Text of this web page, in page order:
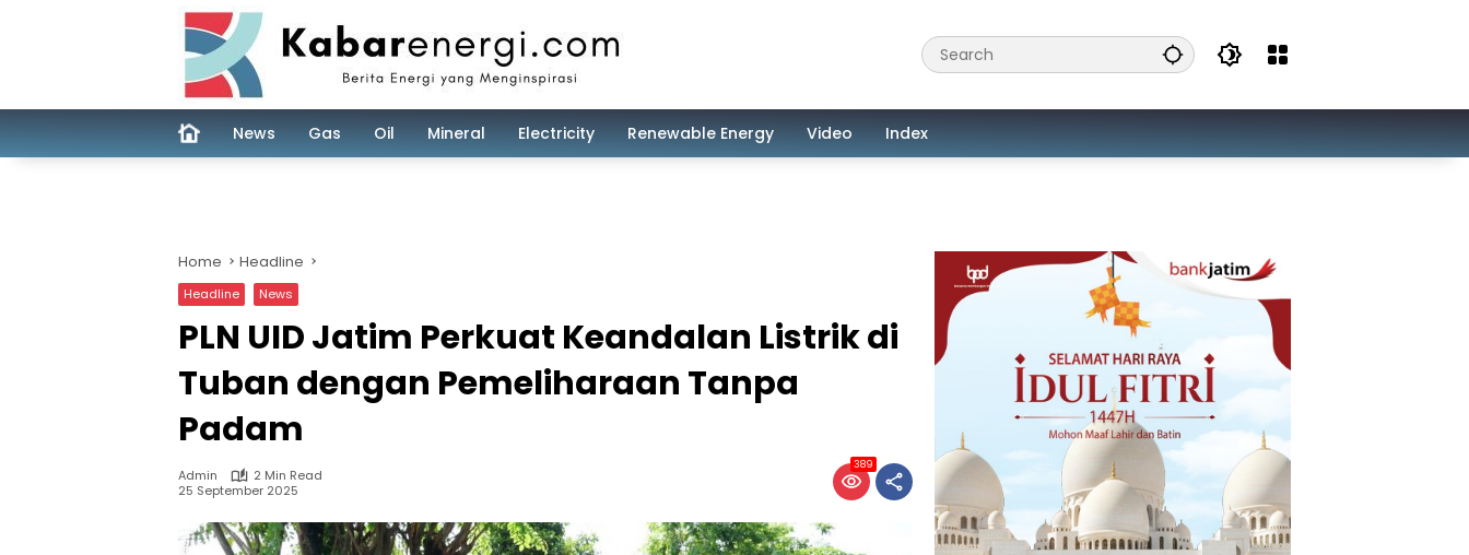
News Gas Oil Mineral Electricity Renewable Energy Video Index
Home Headline
Headline News
PLN UID Jatim Perkuat Keandalan Listrik di
Tuban dengan Pemeliharaan Tanpa
Padam
Admin
2 Min Read
25 September 2025
389